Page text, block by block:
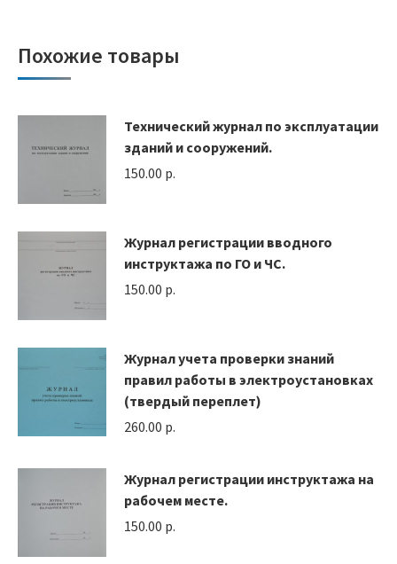
Похожие товары
Технический журнал по эксплуатации
зданий и сооружений.
150.00 р.
Журнал регистрации вводного
инструктажа по ГО и ЧС.
150.00 р.
Журнал учета проверки знаний
правил работы в электроустановках
(твердый переплет)
260.00 р.
Журнал регистрации инструктажа на
рабочем месте.
150.00 р.